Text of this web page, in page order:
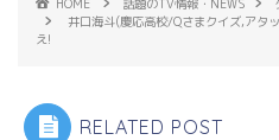
井口海斗(慶応高校/Qさまクイズ,アタ
え!
RELATED POST